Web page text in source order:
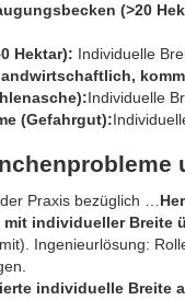
(>20
Hektar): Individuelle
Individuelle
(Gefahrgut):
Praxis bezüglich …
mit individueller Breite
Ingenieurlösung:
individuelle Breite